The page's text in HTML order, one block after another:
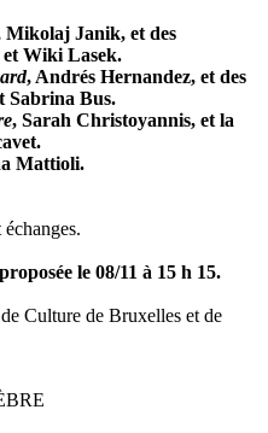
Mikolaj Janik, et des
Wiki Lasek.
, Andrés Hernandez, et des
Sabrina Bus.
, Sarah Christoyannis, et la
Mattioli.
échanges.
le 08/11 à 15 h 15.
Culture de Bruxelles et de